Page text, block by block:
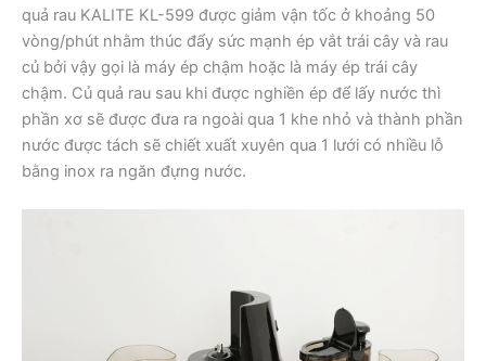
quả rau KALITE KL-599 được giảm vận tốc ở khoảng 50
vòng/phút nhằm thúc đẩy sức mạnh ép vắt trái cây và rau
củ bởi vậy gọi là máy ép chậm hoặc là máy ép trái cây
chậm. Củ quả rau sau khi được nghiền ép để lấy nước thì
phần xơ sẽ được đưa ra ngoài qua 1 khe nhỏ và thành phần
nước được tách sẽ chiết xuất xuyên qua 1 lưới có nhiều lỗ
bằng inox ra ngăn đựng nước.